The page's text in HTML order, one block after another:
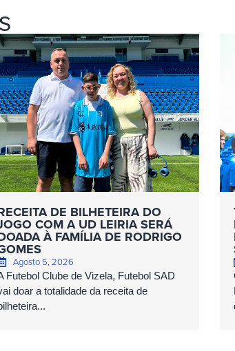
DE BILHETEIRA DO
COM A UD LEIRIA SERÁ
À FAMÍLIA DE RODRIGO
Agosto 5, 2026
Futebol Clube de Vizela, Futebol SAD
doar a totalidade da receita de